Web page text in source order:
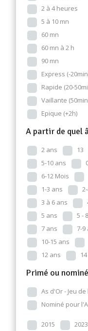
2 à 4 heures
5 à 10 mn
60 mn
60 mn à 2 h
90 mn
Express (-
Rapide (20-
Vaillante
Epique (+2h)
A partir de quel
2 ans 13
5-10 ans
6-12 Mois
1-3 ans
3 à 6 ans
5 ans
5 -
7 ans
7-9
10-15 ans
12 ans
Primé ou
As d'Or - Jeu
Nominé pour
2015 2023